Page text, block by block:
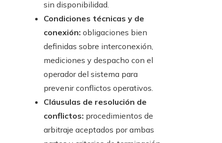
sin disponibilidad.
Condiciones técnicas y de
conexión: obligaciones bien
definidas sobre interconexión,
mediciones y despacho con el
operador del sistema para
prevenir conflictos operativos.
Cláusulas de resolución de
conflictos: procedimientos de
arbitraje aceptados por ambas